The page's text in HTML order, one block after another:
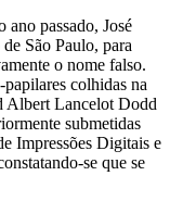
passado, José
São Paulo, para
o nome falso.
colhidas na
Albert Lancelot Dodd
submetidas
Impressões Digitais e
se que se